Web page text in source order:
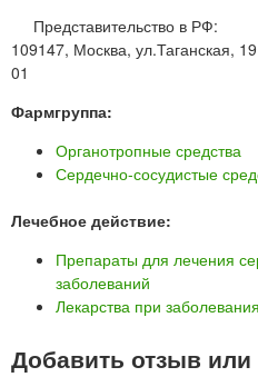
Представительство в РФ:
109147, Москва, ул.Таганская,
01
Фармгруппа:
Органотропные средства
Сердечно-сосудистые
Лечебное действие:
Препараты для лечения
заболеваний
Лекарства при
Добавить отзыв